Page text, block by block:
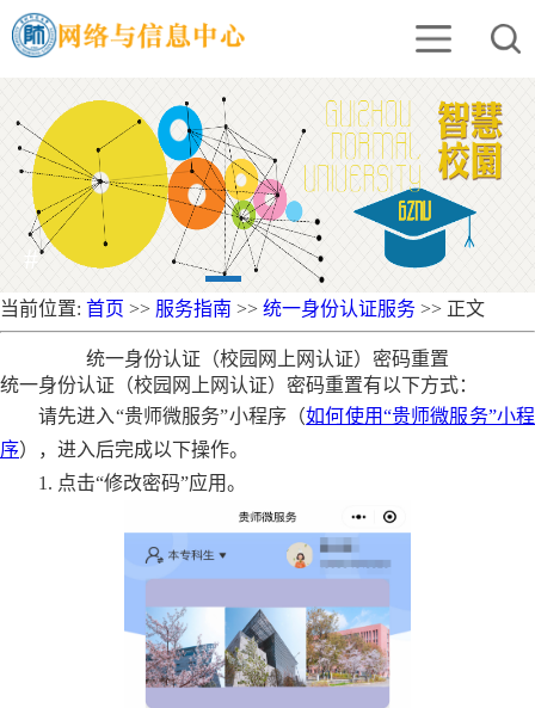
#
当前位置: 首页 >> 服务指南 >> 统一身份认证服务 >> 正文
​统一身份认证（校园网上网认证）密码重置
统一身份认证（校园网上网认证）密码重置有以下方式：
请先进入“贵师微服务”小程序（如何使用“贵师微服务”小程
序），进入后完成以下操作。
1. 点击“修改密码”应用。